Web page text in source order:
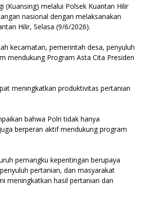
(Kuansing) melalui Polsek Kuantan Hilir
nasional dengan melaksanakan
Hilir, Selasa (9/6/2026).
kecamatan, pemerintah desa, penyuluh
mendukung Program Asta Cita Presiden
meningkatkan produktivitas pertanian
bahwa Polri tidak hanya
berperan aktif mendukung program
pemangku kepentingan berupaya
pertanian, dan masyarakat
meningkatkan hasil pertanian dan